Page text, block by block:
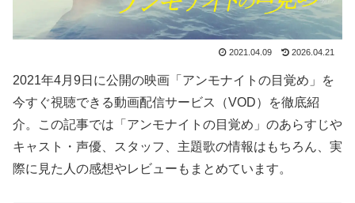
2021.04.09 2026.04.21
2021年4月9日に公開の映画「アンモナイトの目覚め」を
今すぐ視聴できる動画配信サービス（VOD）を徹底紹
介。この記事では「アンモナイトの目覚め」のあらすじや
キャスト・声優、スタッフ、主題歌の情報はもちろん、実
際に見た人の感想やレビューもまとめています。